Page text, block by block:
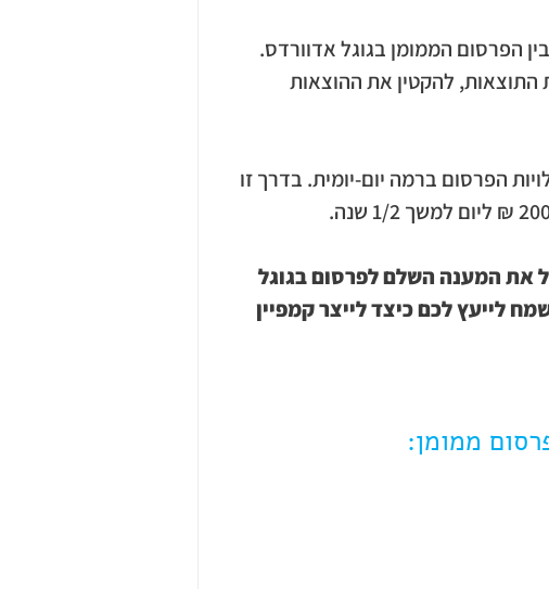
הפרסום הממומן בגוגל אדוורדס.
להקטין את ההוצאות
הפרסום ברמה יום-יומית. בדרך זו
050-4042021, כדי לקבל את המענה השלם לפרסום בגוגל
לייעץ לכם כיצד לייצר קמפיין
ממומן: